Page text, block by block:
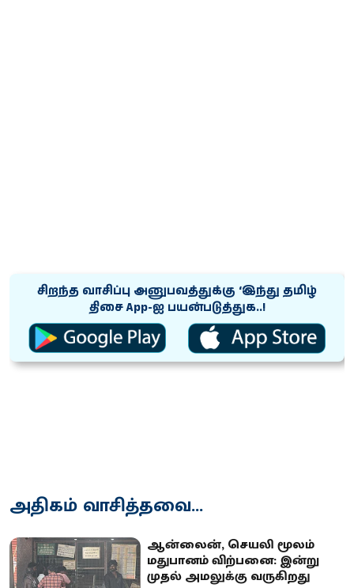
சிறந்த வாசிப்பு அனுபவத்துக்கு ‘இந்து தமிழ்
திசை App-ஐ பயன்படுத்துக..!
அதிகம் வாசித்தவை...
ஆன்லைன், செயலி மூலம்
மதுபானம் விற்பனை: இன்று
முதல் அமலுக்கு வருகிறது